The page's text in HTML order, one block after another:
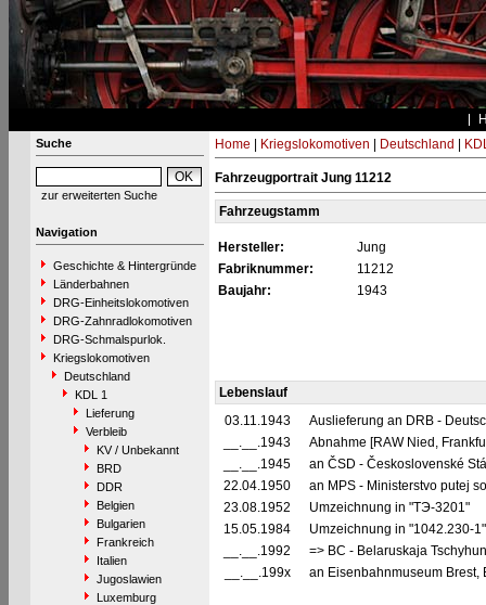
Suche
zur erweiterten Suche
Navigation
Geschichte & Hintergründe
Länderbahnen
DRG-Einheitslokomotiven
DRG-Zahnradlokomotiven
DRG-Schmalspurlok.
Kriegslokomotiven
Deutschland
KDL 1
Lieferung
Verbleib
KV / Unbekannt
BRD
DDR
Belgien
Bulgarien
Frankreich
Italien
Jugoslawien
Luxemburg
Home Kriegslokomotiven Deutschland
Fahrzeugportrait Jung 11212
Fahrzeugstamm
Hersteller:
Jung
Fabriknummer:
11212
Baujahr:
1943
Lebenslauf
03.11.1943
Auslieferung an DRB -
__.__.1943
Abnahme [RAW Nied,
__.__.1945
an ČSD - Československé
22.04.1950
an MPS - Ministerstvo putej
23.08.1952
Umzeichnung in "TЭ-3201"
15.05.1984
Umzeichnung in "1042.230-
__.__.1992
=> BC - Belaruskaja
__.__.199x
an Eisenbahnmuseum Brest,